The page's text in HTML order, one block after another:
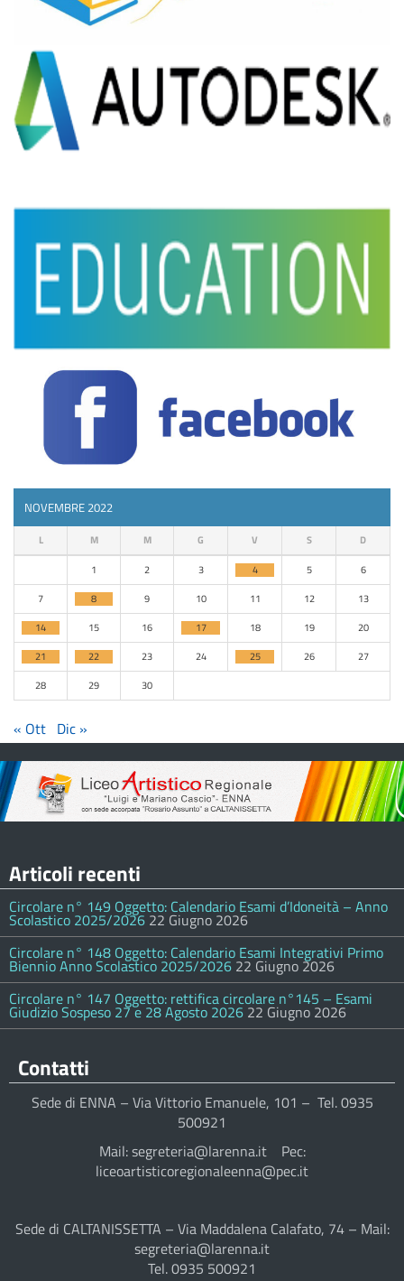
NOVEMBRE 2022
L M M G V S D
1 2 3 4 5
6
7
8 9 10 11 12
13
14
15 16 17 18 19
20
21
22 23 24 25 26
27
28
29 30
« Ott Dic »
Articoli recenti
Circolare n° 149 Oggetto: Calendario Esami d’Idoneità – Anno
Scolastico 2025/2026 22 Giugno 2026
Circolare n° 148 Oggetto: Calendario Esami Integrativi Primo
Biennio Anno Scolastico 2025/2026 22 Giugno 2026
Circolare n° 147 Oggetto: rettifica circolare n°145 – Esami
Giudizio Sospeso 27 e 28 Agosto 2026 22 Giugno 2026
Contatti
Sede di ENNA – Via Vittorio Emanuele, 101 – Tel. 0935
500921
Mail: segreteria@larenna.it Pec:
liceoartisticoregionaleenna@pec.it
Sede di CALTANISSETTA – Via Maddalena Calafato, 74 – Mail:
segreteria@larenna.it
Tel. 0935 500921